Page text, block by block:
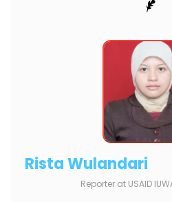
Rista Wulandari
Reporter at USAID